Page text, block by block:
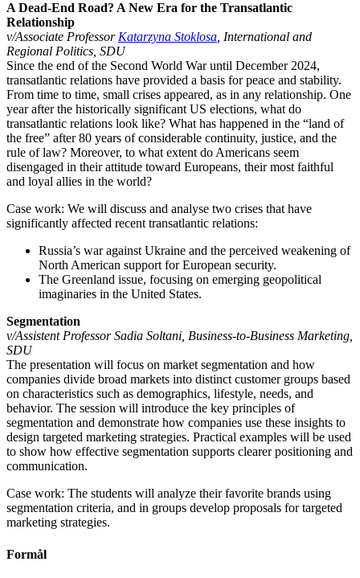
A Dead-End Road? A New Era for the Transatlantic
Relationship
v/Associate ProfessorKatarzyna Stoklosa, International and
Regional Politics, SDU
Since the end of the Second World War until December 2024,
transatlantic relations have provided a basis for peace and stability.
From time to time, small crises appeared, as in any relationship. One
year after the historically significant US elections, what do
transatlantic relations look like? What has happened in the “land of
the free” after 80 years of considerable continuity, justice, and the
rule of law? Moreover, to what extent do Americans seem
disengaged in their attitude toward Europeans, their most faithful
and loyal allies in the world?
Case work: We will discuss and analyse two crises that have
significantly affected recent transatlantic relations:
Russia’s war against Ukraine and the perceived weakening of
North American support for European security.
The Greenland issue, focusing on emerging geopolitical
imaginaries in the United States.
Segmentation
v/Assistent Professor Sadia Soltani, Business-to-Business Marketing,
SDU
The presentation will focus on market segmentation and how
companies divide broad markets into distinct customer groups based
on characteristics such as demographics, lifestyle, needs, and
behavior. The session will introduce the key principles of
segmentation and demonstrate how companies use these insights to
design targeted marketing strategies. Practical examples will be used
to show how effective segmentation supports clearer positioning and
communication.
Case work: The students will analyze their favorite brands using
segmentation criteria, and in groups develop proposals for targeted
marketing strategies.
Formål